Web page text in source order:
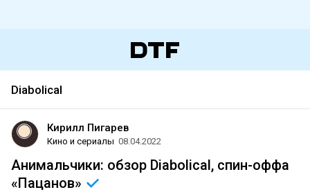
Diabolical
Кирилл Пигарев
Кино и сериалы 08.04.2022
Анимальчики: обзор Diabolical, спин-оффа
«Пацанов»